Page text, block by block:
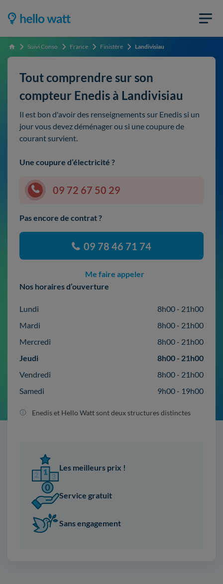
Accueil Suivi Conso France Finistère Landivisiau
Tout comprendre sur son
compteur Enedis à Landivisiau
Il est bon d'avoir des renseignements sur Enedis si un
jour vous devez déménager ou si une coupure de
courant survient.
Une coupure d’électricité ?
09 72 67 50 29
Pas encore de contrat ?
09 78 46 71 74
Me faire appeler
Nos horaires d’ouverture
Lundi
8h00 - 21h00
Mardi
8h00 - 21h00
Mercredi
8h00 - 21h00
Jeudi
8h00 - 21h00
Vendredi
8h00 - 21h00
Samedi
9h00 - 19h00
Enedis et Hello Watt sont deux structures distinctes
Les meilleurs prix !
Service gratuit
Sans engagement